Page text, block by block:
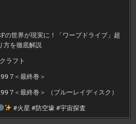
の世界が現実に！「ワープドライブ」超
方を徹底解説
ラフト
7＜最終巻＞
7＜最終巻＞ （ブルーレイディスク）
#火星 #防空壕 #宇宙探査